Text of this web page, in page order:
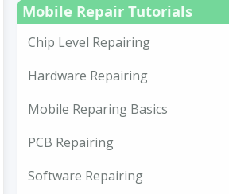
Mobile Repair Tutorials
Chip Level Repairing
Hardware Repairing
Mobile Reparing Basics
PCB Repairing
Software Repairing